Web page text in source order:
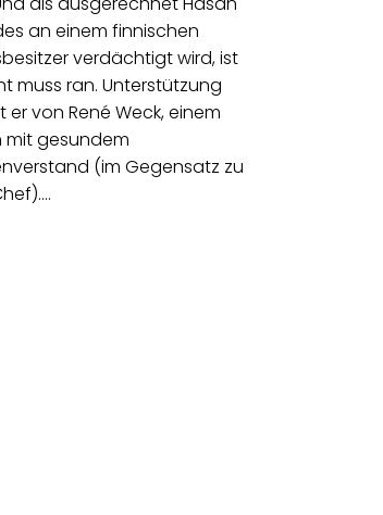
an einem finnischen
verdächtigt wird, ist
muss ran. Unterstützung
er von René Weck, einem
mit gesundem
(im Gegensatz zu